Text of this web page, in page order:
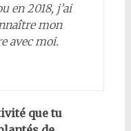
en 2018, j’ai
mon
avec moi.
que tu